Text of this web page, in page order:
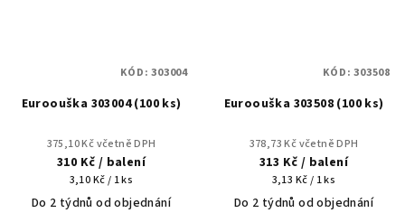
Euroouška 303004 (100 ks)
375,10 Kč včetně DPH
310 Kč / balení
Měrná
cena:
3,10 Kč / 1 ks
Do 2 týdnů od objednání
KÓD:303004
Euroouška 303508 (100 ks)
378,73 Kč včetně DPH
313 Kč / balení
Měrná
cena:
3,13 Kč / 1 ks
Do 2 týdnů od objednání
KÓD:303508